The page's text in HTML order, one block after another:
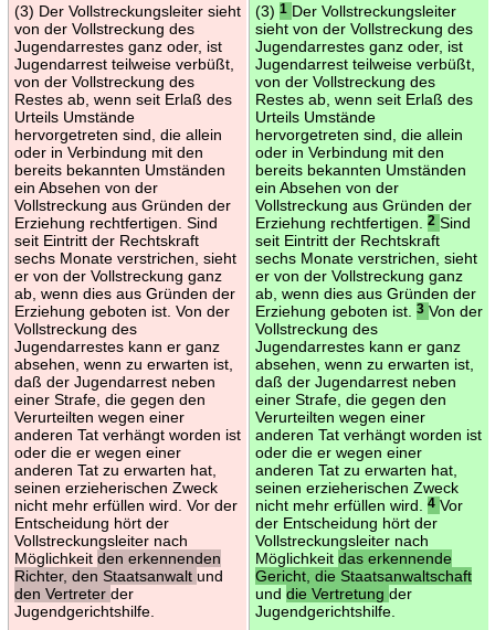
(3) Der Vollstreckungsleiter sieht
von der Vollstreckung des
Jugendarrestes ganz oder, ist
Jugendarrest teilweise verbüßt,
von der Vollstreckung des
Restes ab, wenn seit Erlaß des
Urteils Umstände
hervorgetreten sind, die allein
oder in Verbindung mit den
bereits bekannten Umständen
ein Absehen von der
Vollstreckung aus Gründen der
Erziehung rechtfertigen. Sind
seit Eintritt der Rechtskraft
sechs Monate verstrichen, sieht
er von der Vollstreckung ganz
ab, wenn dies aus Gründen der
Erziehung geboten ist. Von der
Vollstreckung des
Jugendarrestes kann er ganz
absehen, wenn zu erwarten ist,
daß der Jugendarrest neben
einer Strafe, die gegen den
Verurteilten wegen einer
anderen Tat verhängt worden ist
oder die er wegen einer
anderen Tat zu erwarten hat,
seinen erzieherischen Zweck
nicht mehr erfüllen wird. Vor der
Entscheidung hört der
Vollstreckungsleiter nach
Möglichkeit den erkennenden
Richter, den Staatsanwalt und
den Vertreter der
Jugendgerichtshilfe.
(3) 1 Der Vollstreckungsleiter
sieht von der Vollstreckung des
Jugendarrestes ganz oder, ist
Jugendarrest teilweise verbüßt,
von der Vollstreckung des
Restes ab, wenn seit Erlaß des
Urteils Umstände
hervorgetreten sind, die allein
oder in Verbindung mit den
bereits bekannten Umständen
ein Absehen von der
Vollstreckung aus Gründen der
Erziehung rechtfertigen.
2 Sind
seit Eintritt der Rechtskraft
sechs Monate verstrichen, sieht
er von der Vollstreckung ganz
ab, wenn dies aus Gründen der
Erziehung geboten ist.
3 Von der
Vollstreckung des
Jugendarrestes kann er ganz
absehen, wenn zu erwarten ist,
daß der Jugendarrest neben
einer Strafe, die gegen den
Verurteilten wegen einer
anderen Tat verhängt worden ist
oder die er wegen einer
anderen Tat zu erwarten hat,
seinen erzieherischen Zweck
nicht mehr erfüllen wird.
4 Vor
der Entscheidung hört der
Vollstreckungsleiter nach
Möglichkeit das erkennende
Gericht, die Staatsanwaltschaft
und die Vertretung der
Jugendgerichtshilfe.